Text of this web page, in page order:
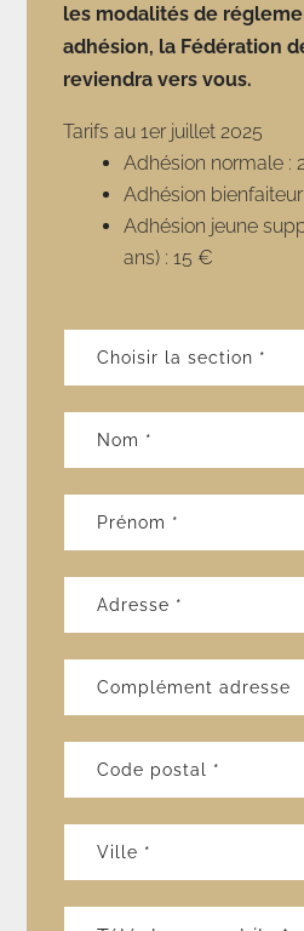
les modalités de
adhésion, la Fédération
reviendra vers vous.
Tarifs au 1er juillet 2025
Adhésion normale :
Adhésion
Adhésion jeune
ans) : 15 €